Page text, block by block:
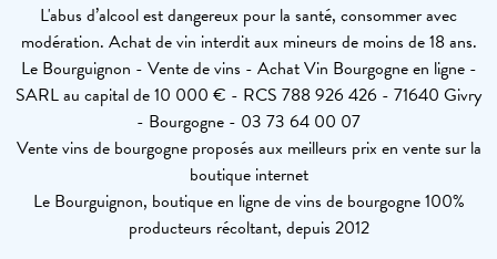
L'abus d’alcool est dangereux pour la santé, consommer avec
modération. Achat de vin interdit aux mineurs de moins de 18 ans.
Le Bourguignon - Vente de vins - Achat Vin Bourgogne en ligne -
SARL au capital de 10 000 € - RCS 788 926 426 - 71640 Givry
- Bourgogne - 03 73 64 00 07
Vente vins de bourgogne proposés aux meilleurs prix en vente sur la
boutique internet
Le Bourguignon, boutique en ligne de vins de bourgogne 100%
producteurs récoltant, depuis 2012